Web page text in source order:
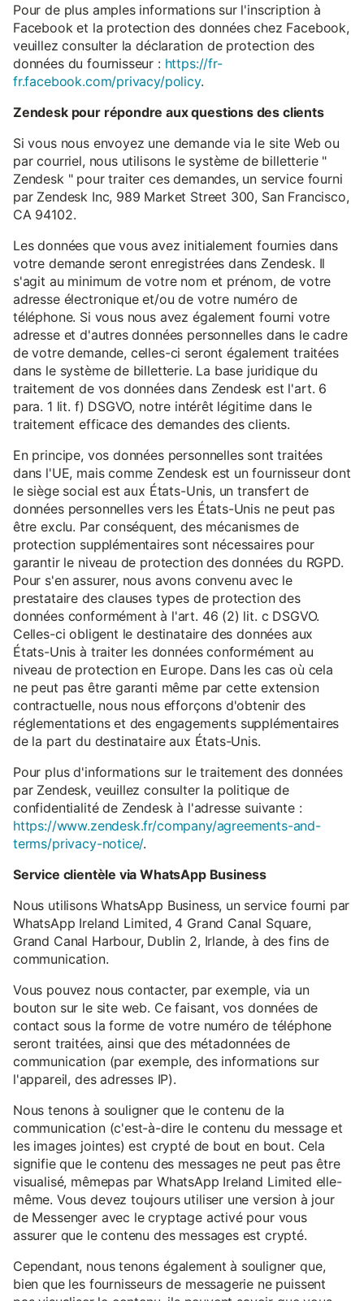
Pour de plus amples informations sur l'inscription à
Facebook et la protection des données chez Facebook,
veuillez consulter la déclaration de protection des
données du fournisseur : https://fr-
fr.facebook.com/privacy/policy.
Zendesk pour répondre aux questions des clients
Si vous nous envoyez une demande via le site Web ou
par courriel, nous utilisons le système de billetterie "
Zendesk " pour traiter ces demandes, un service fourni
par Zendesk Inc, 989 Market Street 300, San Francisco,
CA 94102.
Les données que vous avez initialement fournies dans
votre demande seront enregistrées dans Zendesk. Il
s'agit au minimum de votre nom et prénom, de votre
adresse électronique et/ou de votre numéro de
téléphone. Si vous nous avez également fourni votre
adresse et d'autres données personnelles dans le cadre
de votre demande, celles-ci seront également traitées
dans le système de billetterie. La base juridique du
traitement de vos données dans Zendesk est l'art. 6
para. 1 lit. f) DSGVO, notre intérêt légitime dans le
traitement efficace des demandes des clients.
En principe, vos données personnelles sont traitées
dans l'UE, mais comme Zendesk est un fournisseur dont
le siège social est aux États-Unis, un transfert de
données personnelles vers les États-Unis ne peut pas
être exclu. Par conséquent, des mécanismes de
protection supplémentaires sont nécessaires pour
garantir le niveau de protection des données du RGPD.
Pour s'en assurer, nous avons convenu avec le
prestataire des clauses types de protection des
données conformément à l'art. 46 (2) lit. c DSGVO.
Celles-ci obligent le destinataire des données aux
États-Unis à traiter les données conformément au
niveau de protection en Europe. Dans les cas où cela
ne peut pas être garanti même par cette extension
contractuelle, nous nous efforçons d'obtenir des
réglementations et des engagements supplémentaires
de la part du destinataire aux États-Unis.
Pour plus d'informations sur le traitement des données
par Zendesk, veuillez consulter la politique de
confidentialité de Zendesk à l'adresse suivante :
https://www.zendesk.fr/company/agreements-and-
terms/privacy-notice/.
Service clientèle via WhatsApp Business
Nous utilisons WhatsApp Business, un service fourni par
WhatsApp Ireland Limited, 4 Grand Canal Square,
Grand Canal Harbour, Dublin 2, Irlande, à des fins de
communication.
Vous pouvez nous contacter, par exemple, via un
bouton sur le site web. Ce faisant, vos données de
contact sous la forme de votre numéro de téléphone
seront traitées, ainsi que des métadonnées de
communication (par exemple, des informations sur
l'appareil, des adresses IP).
Nous tenons à souligner que le contenu de la
communication (c'est-à-dire le contenu du message et
les images jointes) est crypté de bout en bout. Cela
signifie que le contenu des messages ne peut pas être
visualisé, mêmepas par WhatsApp Ireland Limited elle-
même. Vous devez toujours utiliser une version à jour
de Messenger avec le cryptage activé pour vous
assurer que le contenu des messages est crypté.
Cependant, nous tenons également à souligner que,
bien que les fournisseurs de messagerie ne puissent